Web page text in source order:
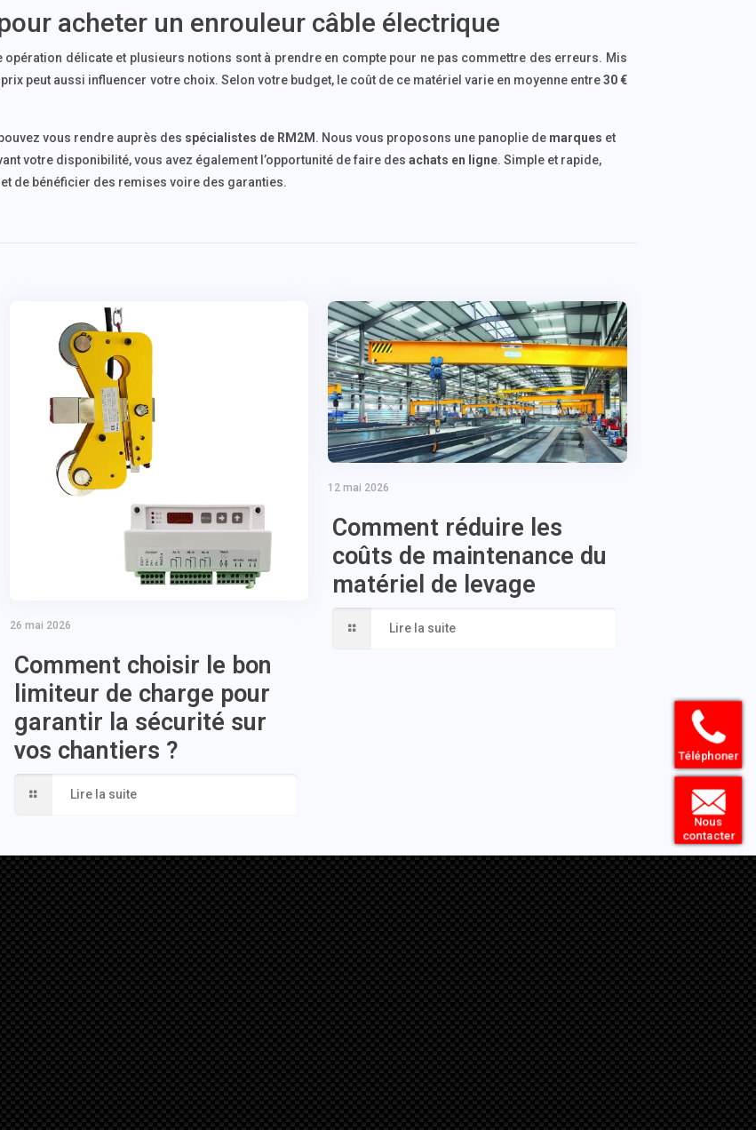
acheter un enrouleur câble électrique
opération délicate et plusieurs notions sont à prendre en compte pour ne pas commettre des erreurs. Mis
peut aussi influencer votre choix. Selon votre budget, le coût de ce matériel varie en moyenne entre30 €
vous rendre auprès des spécialistes de RM2M . Nous vous proposons une panoplie de marques et
votre disponibilité, vous avez également l’opportunité de faire desachats en ligne. Simple et rapide,
de bénéficier des remises voire des garanties.
26 mai 2026
Comment choisir le bon
limiteur de charge pour
garantir la sécurité sur
vos chantiers ?
Lire la suite
12 mai 2026
Comment réduire les
coûts de maintenance du
matériel de levage
Lire la suite
Téléphoner
Nous
contacter